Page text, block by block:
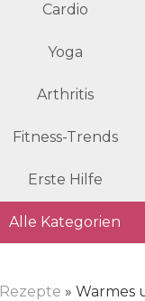
Cardio
Yoga
Arthritis
Fitness-Trends
Erste Hilfe
Alle Kategorien
Rezepte » Warmes